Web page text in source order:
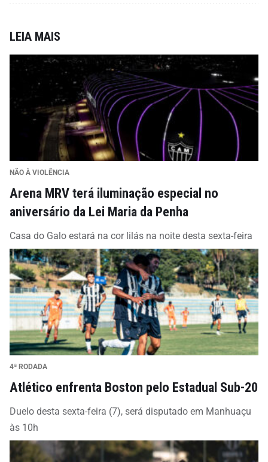
LEIA MAIS
NÃO À VIOLÊNCIA
Arena MRV terá iluminação especial no
aniversário da Lei Maria da Penha
Casa do Galo estará na cor lilás na noite desta sexta-feira
4ª RODADA
Atlético enfrenta Boston pelo Estadual Sub-20
Duelo desta sexta-feira (7), será disputado em Manhuaçu
às 10h